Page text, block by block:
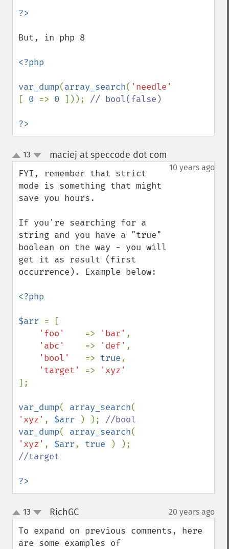
But, in php 8
<?php
var_dump(array_search( 'needle'
[ 0 => 0 ])); // bool(false)
?>
up
down
13 maciej at speccode dot com
10 years ago
FYI, remember that strict
mode is something that might
save you hours.
If you're searching for a
string and you have a "true"
boolean on the way - you will
get it as result (first
occurrence). Example below:
<?php
$arr = [
'foo' => 'bar' ,
'abc' => 'def' ,
'bool' => true,
'target' =>
];
var_dump( array_search
'xyz' , $arr ) );
var_dump( array_search
'xyz' , $arr, true
//target
?>
up
down
13 RichGC¶ 20 years ago
To expand on previous comments, here
are some examples of